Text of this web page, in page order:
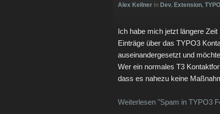
Alex Kellner in Dev, Extension,
Ich habe mich jetzt längere
Einträge über das TYPO3
auseinandergesetzt und
Wer ein normales T3
dass es nahezu keine
Weiterlesen "Spam in TYPO3